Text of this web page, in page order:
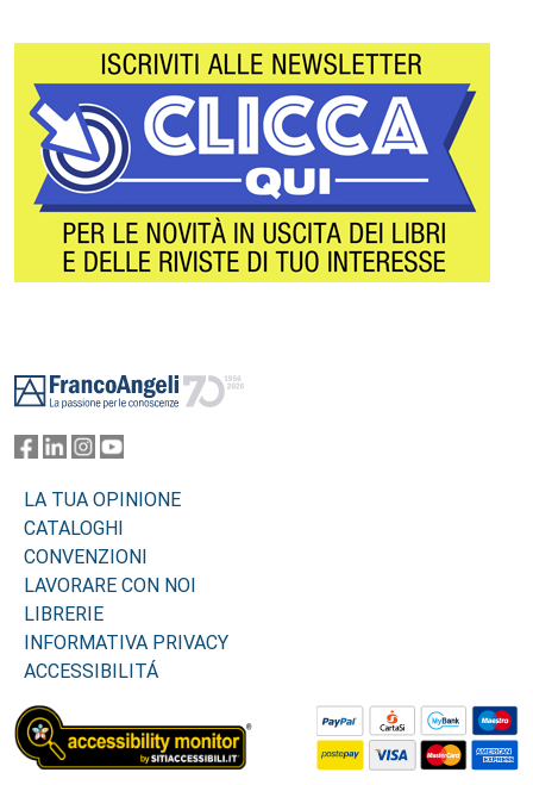
LA TUA OPINIONE
CATALOGHI
CONVENZIONI
LAVORARE CON NOI
LIBRERIE
INFORMATIVA PRIVACY
ACCESSIBILITÁ